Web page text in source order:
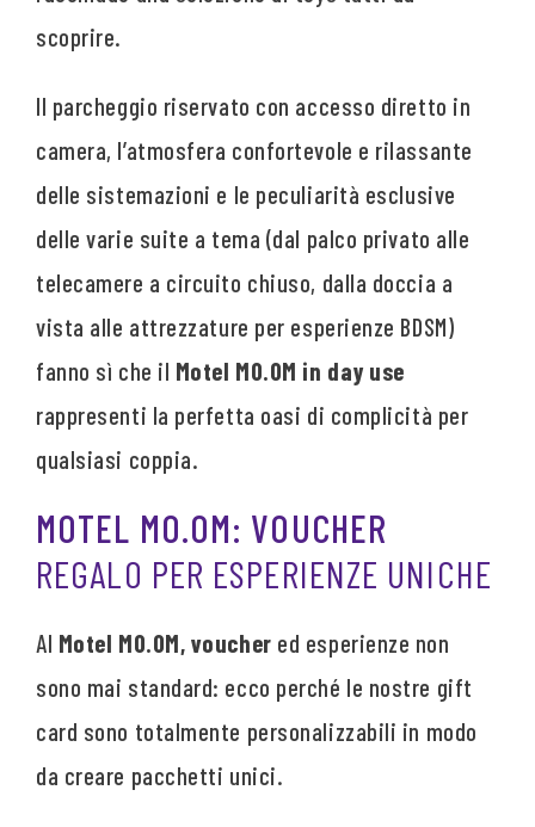
scoprire.
Il parcheggio riservato con accesso diretto in
camera, l’atmosfera confortevole e rilassante
delle sistemazioni e le peculiarità esclusive
delle varie suite a tema (dal palco privato alle
telecamere a circuito chiuso, dalla doccia a
vista alle attrezzature per esperienze BDSM)
fanno sì che il Motel MO.OM in day use
rappresenti la perfetta oasi di complicità per
qualsiasi coppia.
MOTEL MO.OM: VOUCHER
REGALO PER ESPERIENZE UNICHE
Al Motel MO.OM, voucher ed esperienze non
sono mai standard: ecco perché le nostre gift
card sono totalmente personalizzabili in modo
da creare pacchetti unici.